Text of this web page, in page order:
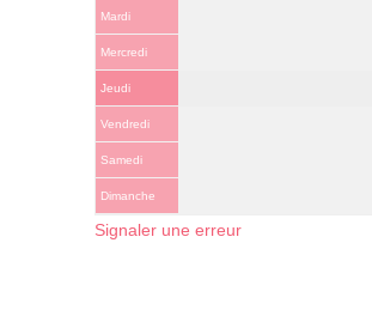
Mardi
Mercredi
Jeudi
Vendredi
Samedi
Dimanche
Signaler une erreur